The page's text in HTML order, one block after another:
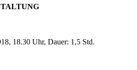
18.30 Uhr, Dauer: 1,5 Std.